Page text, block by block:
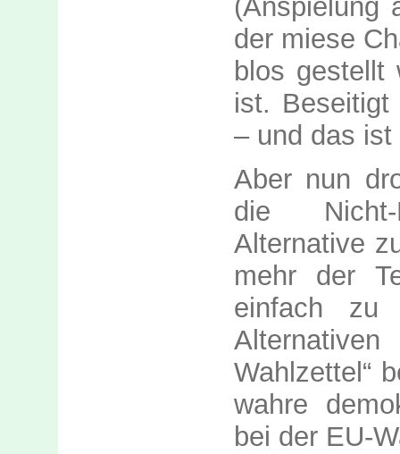
(Anspielung
der miese
blos gestellt
ist. Beseitigt
– und das
Aber nun
die Nicht-
Alternative
mehr der
einfach
Wahlzettel“
wahre
bei der EU-